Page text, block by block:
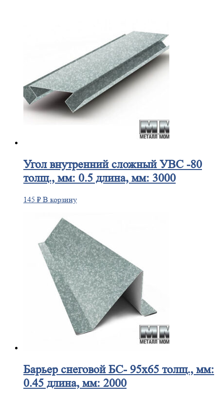
Уголвнутренний сложный УВС -80
толщ., мм: 0.5 длина, мм: 3000
145 ₽ В корзину
Барьерснеговой БС- 95х65 толщ., мм:
0.45 длина, мм: 2000